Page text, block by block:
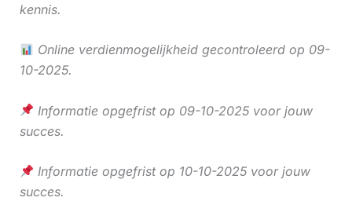
kennis.
Online verdienmogelijkheid gecontroleerd op 09-
10-2025.
Informatie opgefrist op 09-10-2025 voor jouw
succes.
Informatie opgefrist op 10-10-2025 voor jouw
succes.